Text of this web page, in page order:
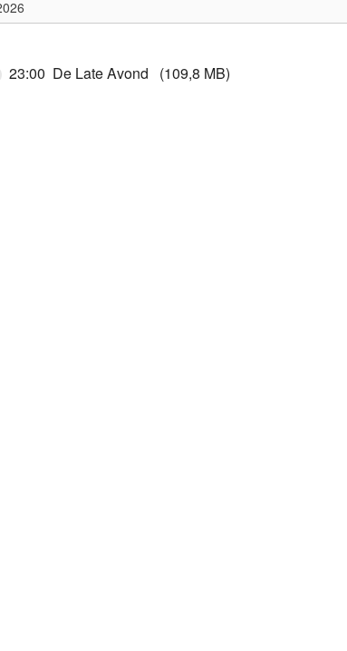
23:00 De Late Avond (109,8 MB)